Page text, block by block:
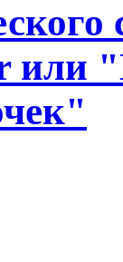
или